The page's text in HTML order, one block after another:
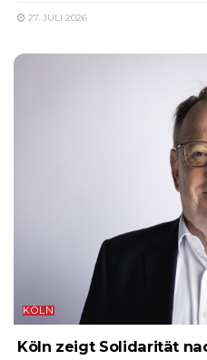
27. JULI 2026
KÖLN
Köln zeigt Solidarität